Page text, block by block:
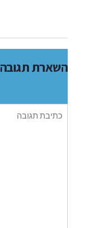
השארת תגובה
תגובה